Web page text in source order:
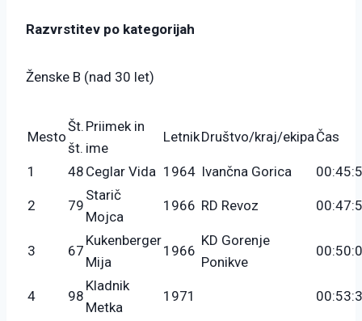
Razvrstitev po kategorijah
Ženske B (nad 30 let)
Mesto
Št.
št.
Priimek in
ime
LetnikDruštvo/kraj/ekipa Čas
1 48 Ceglar Vida 1964 Ivančna Gorica
2 79
Starič
Mojca
1966 RD Revoz
3 67
Kukenberger
Mija
1966
KD Gorenje
Ponikve
4 98
Kladnik
Metka
1971